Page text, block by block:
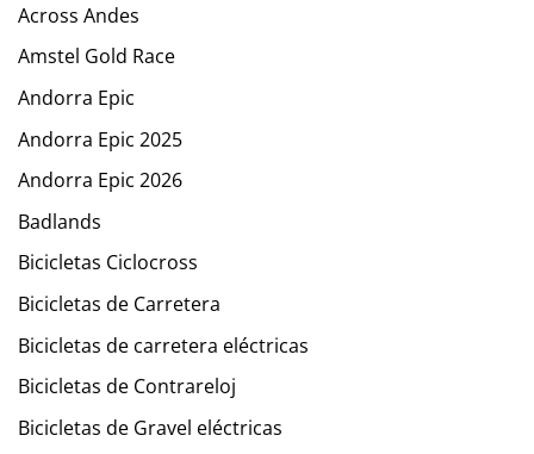
Across Andes
Amstel Gold Race
Andorra Epic
Andorra Epic 2025
Andorra Epic 2026
Badlands
Bicicletas Ciclocross
Bicicletas de Carretera
Bicicletas de carretera eléctricas
Bicicletas de Contrareloj
Bicicletas de Gravel eléctricas